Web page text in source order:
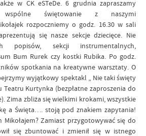
w CK eSTeDe. 6 grudnia zapraszamy
wspólne świętowanie z naszymi
rozpoczniemy o godz. 16.30 w sali
się nasze sekcje dziecięce. Nie
popisów, sekcji instrumentalnych,
Bum Rurek czy kostki Rubika. Po godz.
spotkania na kreatywne warsztaty. O
wyjątkowy spektakl „ Nie taki święty
Teatru Kurtynka (bezpłatne zaproszenia do
Zima zbliża się wielkimi krokami, wszystkie
a Święta…. stoją pod znakiem zapytania!
Mikołajem? Zamiast przygotowywać się do
się zbuntować i zmienił się w istnego